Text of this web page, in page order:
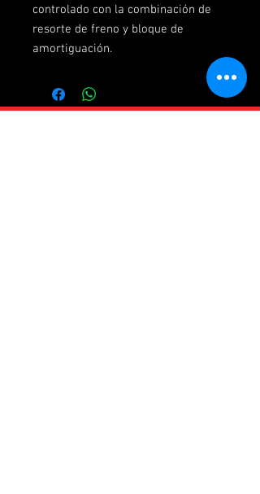
controlado con la combinación de
resorte de freno y bloque de
amortiguación.